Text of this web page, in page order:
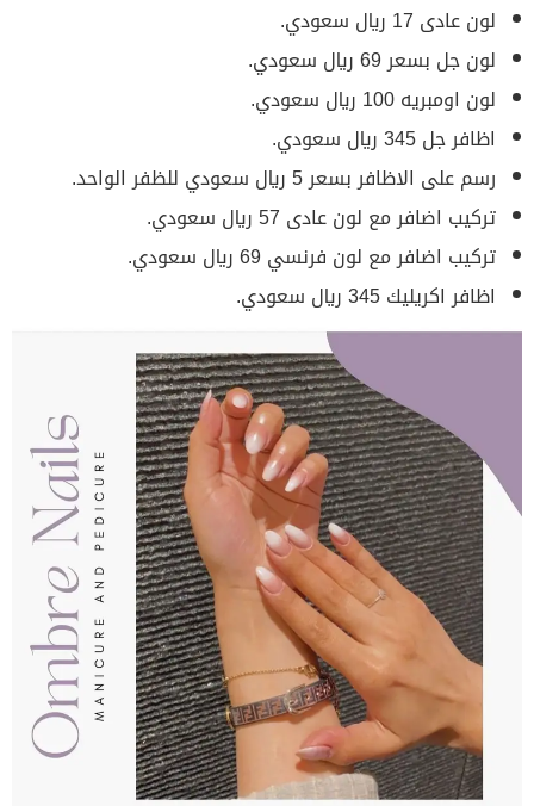
لون عادى 17 ريال سعودي.
لون جل بسعر 69 ريال سعودي.
لون اومبريه 100 ريال سعودي.
اظافر جل 345 ريال سعودي.
رسم على الاظافر بسعر 5 ريال سعودي للظفر الواحد.
تركيب اضافر مع لون عادى 57 ريال سعودي.
تركيب اضافر مع لون فرنسي 69 ريال سعودي.
اظافر اكريليك 345 ريال سعودي.